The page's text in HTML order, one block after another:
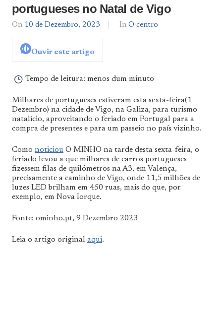
portugueses no Natal de Vigo
On 10 de Dezembro, 2023
By
In O centro
Ouvir este artigo
Tempo de leitura: menos dum minuto
Milhares de portugueses estiveram esta sexta-feira(1
Dezembro) na cidade de Vigo, na Galiza, para turismo
natalício, aproveitando o feriado em Portugal para a
compra de presentes e para um passeio no país vizinho.
Como noticiou O MINHO na tarde desta sexta-feira, o
feriado levou a que milhares de carros portugueses
fizessem filas de quilómetros na A3, em Valença,
precisamente a caminho de Vigo, onde 11,5 milhões de
luzes LED brilham em 450 ruas, mais do que, por
exemplo, em Nova Iorque.
Fonte: ominho.pt, 9 Dezembro 2023
Leia o artigo original aqui.